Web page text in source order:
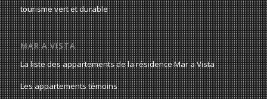
tourisme vert et durable
MAR A VISTA
La liste des appartements de la résidence Mar a Vista
Les appartements témoins